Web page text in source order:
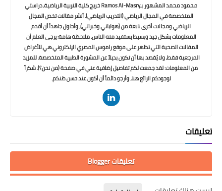
محمود محمد المشهور بـRamos Al-Masry خريج كلية التربية الرياضية، دراستي
المتخصصة في المجال الرياضي (التدريب الرياضي). أنشر مقالات تخص المجال
الرياضي ومجالات أخرى نابعة من (هواياتي وخبراتي)، وأحاول جاهداً أن أقدم
المعلومات بشكل جيد وبسيط يستفيد منه الناس. ملاحظة هامة: يرجى العلم أن
المقالات الصحية التي تظهر على موقع راموس المصري الإلكتروني هي للأغراض
المرجعية فقط، ولا يُقصد بها أن تكون بديلاً عن المشورة الطبية المتخصصة. للمزيد
من المعلومات: لقد جمعت لكم تفاصيل إضافية عني في صفحة (من نحن؟). شكراً
لوجودكم الرائع هنا، وأرجو دائماً أن أكون عند حسن ظنكم.
تعليقات
تعليقات Blogger